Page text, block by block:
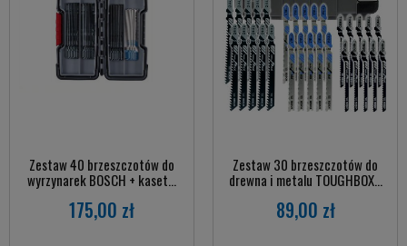
Zestaw 40 brzeszczotów do
wyrzynarek BOSCH + kaset...
175,00 zł
Zestaw 30 brzeszczotów do
drewna i metalu TOUGHBOX...
89,00 zł